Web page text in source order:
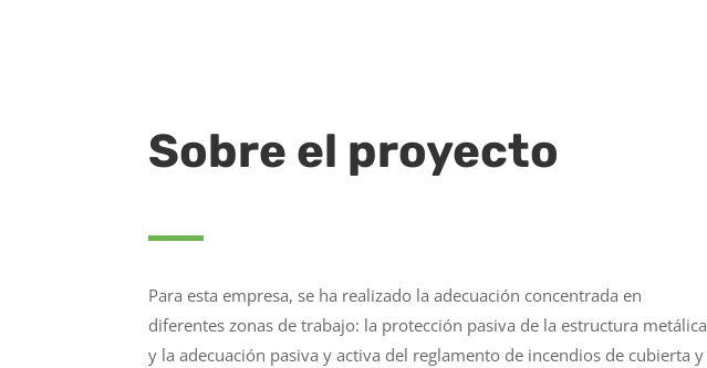
Sobre el proyecto
Para esta empresa, se ha realizado la adecuación concentrada en
diferentes zonas de trabajo: la protección pasiva de la estructura metálica
y la adecuación pasiva y activa del reglamento de incendios de cubierta y